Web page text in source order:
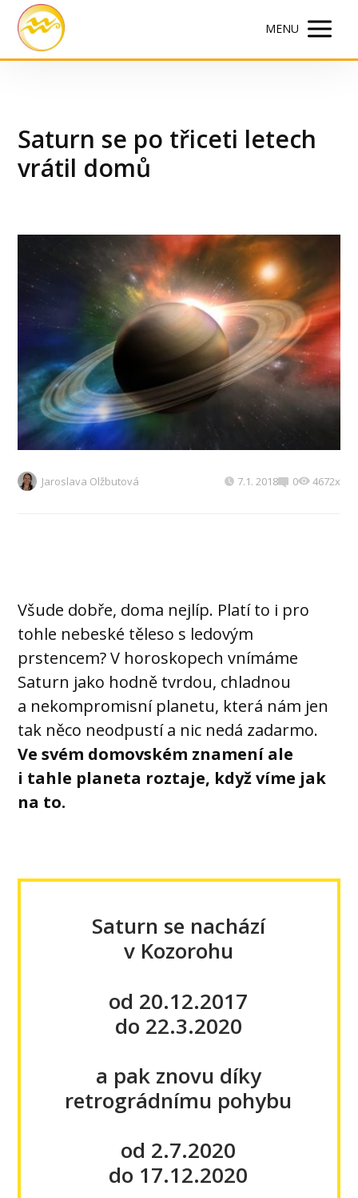
MENU
Saturn se po třiceti letech
vrátil domů
Jaroslava Olžbutová 7.1. 2018 0 4672x
Všude dobře, doma nejlíp. Platí to i pro
tohle nebeské těleso s ledovým
prstencem? V horoskopech vnímáme
Saturn jako hodně tvrdou, chladnou
a nekompromisní planetu, která nám jen
tak něco neodpustí a nic nedá zadarmo.
Ve svém domovském znamení ale
i tahle planeta roztaje, když víme jak
na to.
Saturn se nachází
v Kozorohu
od 20.12.2017
do 22.3.2020
a pak znovu díky
retrográdnímu pohybu
od 2.7.2020
do 17.12.2020